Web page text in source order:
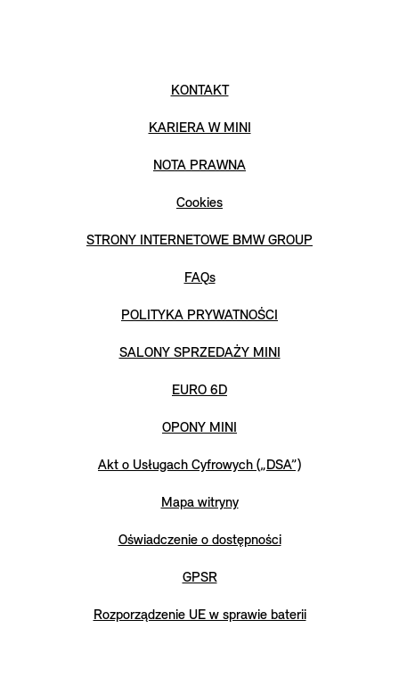
KONTAKT
KARIERA W MINI
NOTA PRAWNA
Cookies
STRONY INTERNETOWE BMW GROUP
FAQs
POLITYKA PRYWATNOŚCI
SALONY SPRZEDAŻY MINI
EURO 6D
OPONY MINI
Akt o Usługach Cyfrowych („DSA”)
Mapa witryny
Oświadczenie o dostępności
GPSR
Rozporządzenie UE w sprawie baterii